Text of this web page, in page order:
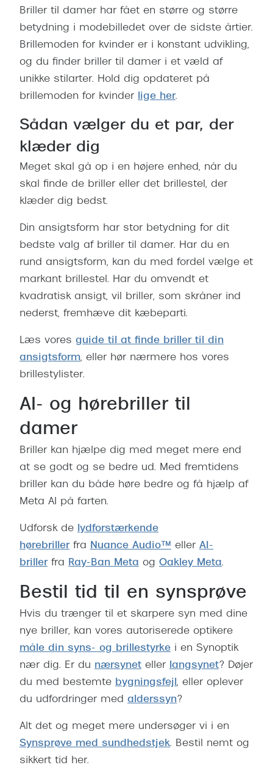
Briller til damer har fået en større og større
betydning i modebilledet over de sidste årtier.
Brillemoden for kvinder er i konstant udvikling,
og du finder briller til damer i et væld af
unikke stilarter. Hold dig opdateret på
brillemoden for kvinder
lige her.
Sådan vælger du et par, der
klæder dig
Meget skal gå op i en højere enhed, når du
skal finde de briller eller det brillestel, der
klæder dig bedst.
Din ansigtsform har stor betydning for dit
bedste valg af briller til damer. Har du en
rund ansigtsform, kan du med fordel vælge et
markant brillestel. Har du omvendt et
kvadratisk ansigt, vil briller, som skråner ind
nederst, fremhæve dit kæbeparti.
Læs vores guide til at finde briller til din
ansigtsform, eller hør nærmere hos vores
brillestylister.
AI- og hørebriller til
damer
Briller kan hjælpe dig med meget mere end
at se godt og se bedre ud. Med fremtidens
briller kan du både høre bedre og få hjælp af
Meta AI på farten.
Udforsk de
lydforstærkende
hørebrillerfra Nuance Audio™ eller AI-
brillerfra Ray-Ban Meta og Oakley Meta.
Bestil tid til en synsprøve
Hvis du trænger til et skarpere syn med dine
nye briller, kan vores autoriserede optikere
måle din syns- og brillestyrke i en Synoptik
nær dig. Er du nærsynet eller langsynet? Døjer
du med bestemte bygningsfejl , eller oplever
du udfordringer med alderssyn?
Alt det og meget mere undersøger vi i en
Synsprøve med sundhedstjek. Bestil nemt og
sikkert tid her.